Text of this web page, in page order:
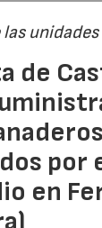
las
de
por
en